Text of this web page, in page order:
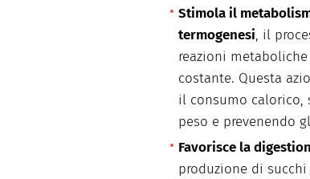
Stimola il
termogenesi, il
reazioni
costante. Questa
il consumo
peso e prevenendo
Favorisce la
produzione di